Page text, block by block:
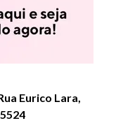
Eurico Lara,